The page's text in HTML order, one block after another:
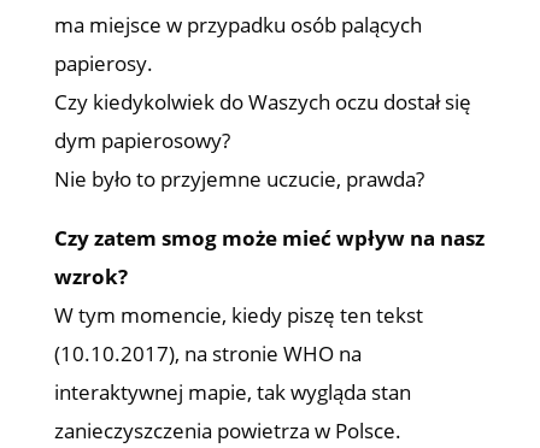
ma miejsce w przypadku osób palących
papierosy.
Czy kiedykolwiek do Waszych oczu dostał się
dym papierosowy?
Nie było to przyjemne uczucie, prawda?
Czy zatem smog może mieć wpływ na nasz
wzrok?
W tym momencie, kiedy piszę ten tekst
(10.10.2017), na stronie WHO na
interaktywnej mapie, tak wygląda stan
zanieczyszczenia powietrza w Polsce.